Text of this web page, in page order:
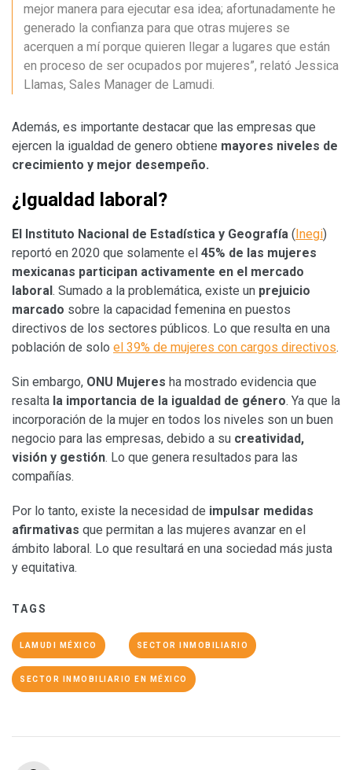
mejor manera para ejecutar esa idea; afortunadamente he
generado la confianza para que otras mujeres se
acerquen a mí porque quieren llegar a lugares que están
en proceso de ser ocupados por mujeres”, relató Jessica
Llamas, Sales Manager de Lamudi.
Además, es importante destacar que las empresas que
ejercen la igualdad de genero obtiene mayores niveles de
crecimiento y mejor desempeño.
¿Igualdad laboral?
El Instituto Nacional de Estadística y Geografía (Inegi)
reportó en 2020 que solamente el 45% de las mujeres
mexicanas participan activamente en el mercado
laboral. Sumado a la problemática, existe un prejuicio
marcado sobre la capacidad femenina en puestos
directivos de los sectores públicos. Lo que resulta en una
población de solo el 39% de mujeres con cargos directivos.
Sin embargo, ONU Mujeres ha mostrado evidencia que
resalta la importancia de la igualdad de género. Ya que la
incorporación de la mujer en todos los niveles son un buen
negocio para las empresas, debido a su creatividad,
visión y gestión. Lo que genera resultados para las
compañías.
Por lo tanto, existe la necesidad de impulsar medidas
afirmativas que permitan a las mujeres avanzar en el
ámbito laboral. Lo que resultará en una sociedad más justa
y equitativa.
TAGS
LAMUDI MÉXICO SECTOR INMOBILIARIO
SECTOR INMOBILIARIO EN MÉXICO